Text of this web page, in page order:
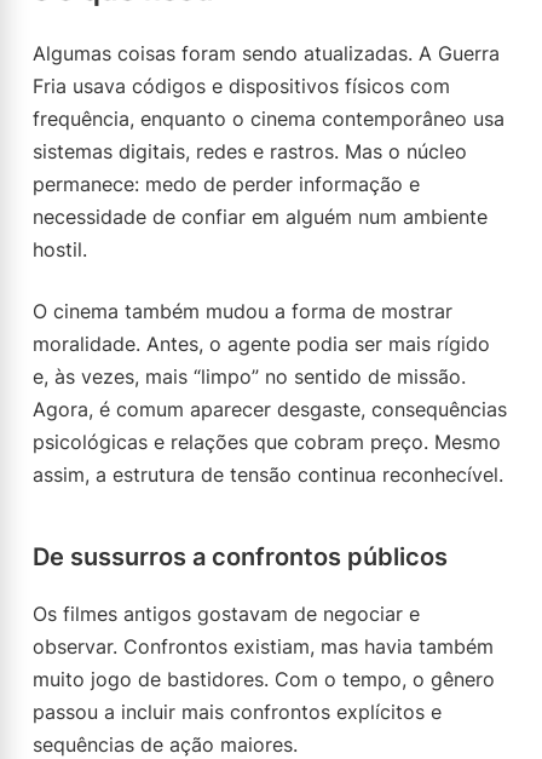
Algumas coisas foram sendo atualizadas. A Guerra
Fria usava códigos e dispositivos físicos com
frequência, enquanto o cinema contemporâneo usa
sistemas digitais, redes e rastros. Mas o núcleo
permanece: medo de perder informação e
necessidade de confiar em alguém num ambiente
hostil.
O cinema também mudou a forma de mostrar
moralidade. Antes, o agente podia ser mais rígido
e, às vezes, mais “limpo” no sentido de missão.
Agora, é comum aparecer desgaste, consequências
psicológicas e relações que cobram preço. Mesmo
assim, a estrutura de tensão continua reconhecível.
De sussurros a confrontos públicos
Os filmes antigos gostavam de negociar e
observar. Confrontos existiam, mas havia também
muito jogo de bastidores. Com o tempo, o gênero
passou a incluir mais confrontos explícitos e
sequências de ação maiores.